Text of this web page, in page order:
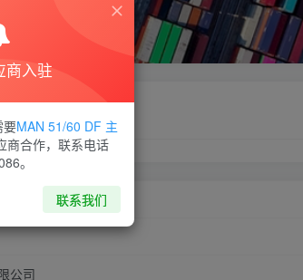
的信息
司
公司
商入驻
要MAN 51/60 DF 主
商合作，联系电话
。
联系我们